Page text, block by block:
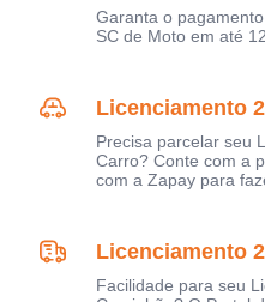
Garanta o
SC de Moto em até
Licenciamento
Precisa parcelar seu
Carro? Conte com a
com a Zapay para
Licenciamento
Facilidade para seu